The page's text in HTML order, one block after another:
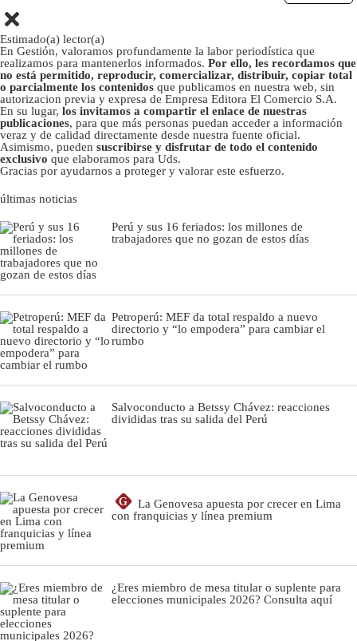
Estimado(a) lector(a)
En Gestión, valoramos profundamente la labor periodística que
realizamos para mantenerlos informados. Por ello, les recordamos que
no está permitido, reproducir, comercializar, distribuir, copiar total
o parcialmente los contenidos que publicamos en nuestra web, sin
autorizacion previa y expresa de Empresa Editora El Comercio S.A.
En su lugar, los invitamos a compartir el enlace de nuestras
publicaciones, para que más personas puedan acceder a información
veraz y de calidad directamente desde nuestra fuente oficial.
Asimismo, pueden suscribirse y disfrutar de todo el contenido
exclusivo que elaboramos para Uds.
Gracias por ayudarnos a proteger y valorar este esfuerzo.
últimas noticias
Perú y sus 16 feriados: los millones de
trabajadores que no gozan de estos días
Petroperú: MEF da total respaldo a nuevo
directorio y “lo empodera” para cambiar el
rumbo
Salvoconducto a Betssy Chávez: reacciones
divididas tras su salida del Perú
G
La Genovesa apuesta por crecer en Lima
con franquicias y línea premium
¿Eres miembro de mesa titular o suplente para
elecciones municipales 2026? Consulta aquí